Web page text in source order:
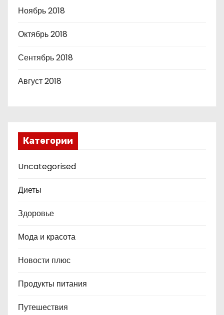
Ноябрь 2018
Октябрь 2018
Сентябрь 2018
Август 2018
Категории
Uncategorised
Диеты
Здоровье
Мода и красота
Новости плюс
Продукты питания
Путешествия